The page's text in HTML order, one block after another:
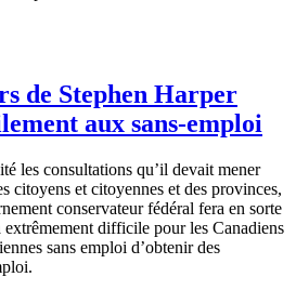
de Stephen Harper
aux sans-emploi
les consultations qu’il devait mener
citoyens et citoyennes et des provinces,
conservateur fédéral fera en sorte
extrêmement difficile pour les Canadiens
sans emploi d’obtenirdes
.